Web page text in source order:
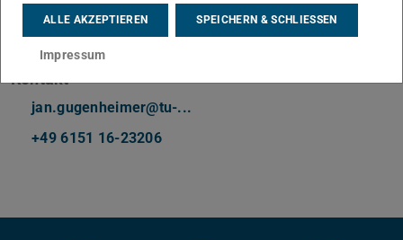
Arbeitsgebiet(e)
Mensch-Computer-Interaktion (MCI)
Kontakt
jan.gugenheimer@tu-...
+49 6151 16-23206
ALLE AKZEPTIEREN SPEICHERN & SCHLIESSEN
Impressum